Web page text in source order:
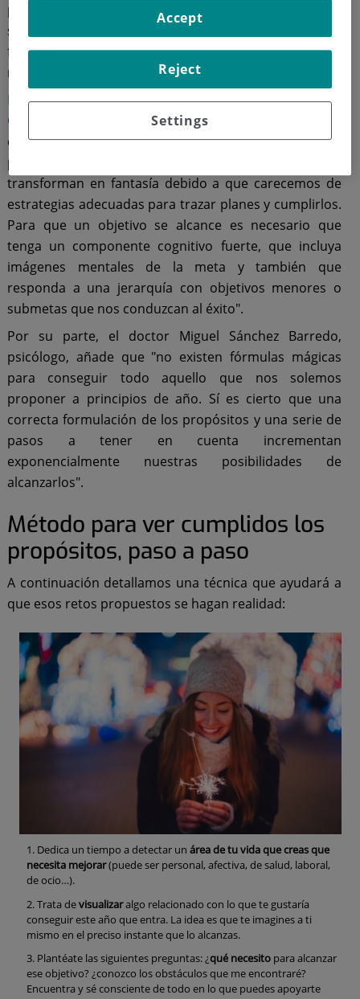
por el camino, según pasan las semanas y los meses, y
sobre todo, es fundamental es que no acabemos
frustrados por no haber conseguido ver cumplidas
nuestras aspiraciones.
Nuria Javaloyes Bernacer, especialista enPsicología
Clínica
Hospital Quirónsalud Torrevieja
explica que "no cumplimos nuestros propósitos
porque los lanzamos como ilusiones que se
transforman en fantasía debido a que carecemos de
estrategias adecuadas para trazar planes y cumplirlos.
Para que un objetivo se alcance es necesario que
tenga un componente cognitivo fuerte, que incluya
imágenes mentales de la meta y también que
responda a una jerarquía con objetivos menores o
submetas que nos conduzcan al éxito".
Por su parte, el doctor Miguel Sánchez Barredo,
psicólogo, añade que "no existen fórmulas mágicas
para conseguir todo aquello que nos solemos
proponer a principios de año. Sí es cierto que una
correcta formulación de los propósitos y una serie de
pasos a tener en cuenta incrementan
exponencialmente nuestras posibilidades de
alcanzarlos".
Método para ver cumplidos los
propósitos, paso a paso
A continuación detallamos una técnica que ayudará a
que esos retos propuestos se hagan realidad:
Dedica un tiempo a detectar un área de tu vida que creas que
necesita mejorar(puede ser personal, afectiva, de salud, laboral,
de ocio…).
Trata devisualizaralgo relacionado con lo que te gustaría
conseguir este año que entra. La idea es que te imagines a ti
mismo en el preciso instante que lo alcanzas.
Plantéate las siguientes preguntas: ¿qué necesitopara alcanzar
ese objetivo? ¿conozco los obstáculos que me encontraré?
Encuentra y sé consciente de todo en lo que puedes apoyarte
Settings
Reject
Accept